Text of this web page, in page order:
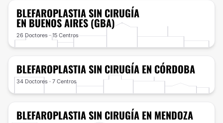
BLEFAROPLASTIA SIN CIRUGÍA
EN BUENOS AIRES (GBA)
26 Doctores · 15 Centros
BLEFAROPLASTIA SIN CIRUGÍA EN CÓRDOBA
34 Doctores · 7 Centros
BLEFAROPLASTIA SIN CIRUGÍA EN MENDOZA